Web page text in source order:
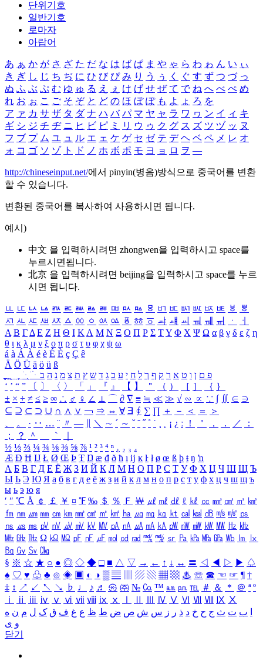
단위기호
일반기호
로마자
아랍어
あ ぁ か が さ ざ た だ な は ば ぱ ま や ゃ ら わ ゎ ん い ぃ
き ぎ し じ ち ぢ に ひ び ぴ み り う ぅ く ぐ す ず つ づ っ
ぬ ふ ぶ ぷ む ゆ ゅ る え ぇ け げ せ ぜ て で ね へ べ ぺ め
れ お ぉ こ ご そ ぞ と ど の ほ ぼ ぽ も よ ょ ろ を
ア ァ カ サ ザ タ ダ ナ ハ バ パ マ ヤ ャ ラ ワ ヮ ン イ ィ キ
ギ シ ジ チ ヂ ニ ヒ ビ ピ ミ リ ウ ゥ ク グ ス ズ ツ ヅ ッ ヌ
フ ブ プ ム ユ ュ ル エ ェ ケ ゲ セ ゼ テ デ ヘ ベ ペ メ レ オ
ォ コ ゴ ソ ゾ ト ド ノ ホ ボ ポ モ ヨ ョ ロ ヲ ―
http://chineseinput.net/에서 pinyin(병음)방식으로 중국어를 변환
할 수 있습니다.
변환된 중국어를 복사하여 사용하시면 됩니다.
예시)
中文 을 입력하시려면 zhongwen을 입력하시고 space를
누르시면됩니다.
北京 을 입력하시려면 beijing을 입력하시고 space를 누르
시면 됩니다.
ㅥ ㅦ ㅧ ㅨ ㅩ ㅪ ㅫ ㅬ ㅭ ㅮ ㅯ ㅰ ㅱ ㅲ ㅳ ㅴ ㅵ ㅶ ㅷ ㅸ
ㅹ
ㅺ ㅻ ㅼ ㅽ ㅾ ㅿ ㆀ ㆁ ㆂ ㆃ ㆄ ㆅ ㆆ ㆇ ㆈ ㆉ ㆊ ㆋ ㆌ ㆍ
ㆎ
Α Β ΓΔ Ε Ζ Η Θ Ι ΚΛ Μ Ν Ξ Ο Π Ρ Σ ΤΥ Φ Χ Ψ Ω α β γ δ ε ζ η
θ ι κ λ μ ν ξ ο π ρ σ τ υ φ χ ψ ω
á à Á À é è É È ç Ç ê
Ä Ö Ü ä ö ü ß
ִֶֹ ֻּ ׁׂ פ ם ן ו ט א ר ק ף ך ל ח י ע כ ג ד ש ץ ת צ מ נ ה ב
‘ ’ “ ” 〔 〕 〈 〉 「 」 『 』 【 】 ＂ （ ） ［ ］ ｛ ｝
± × ÷ ≠ ≤ ≥ ∞ ∴ ♂ ♀ ∠ ⊥ ⌒ ∂ ∇ ≡ ≒ ≪ ≫ √ ∽ ∝ ∵ ∫ ∬ ∈ ∋
⊆ ⊇ ⊂ ⊃ ∪ ∩ ∧ ∨ ￢ ⇒ ⇔ ∀ ∃ ∮ ∑ ∏ ＋ － ＜ ＝
＞
、
。 · ‥ … ¨ 〃 ― ＼ ∼ ´ ～ ˇ ˘ ˝ ˚ ˙ ¸ ¡ ¿ ː ！ ＇ ， ． ／
：
；
？ ＾ ｀
½ ⅓ ⅔ ¼ ¾ ⅛ ⅜ ⅝ ⅞ ¹ ² ³ ⁴ ⁿ ₁ ₂ ₃ ₄
Æ Ð Ħ Ĳ Ł Ø Œ Þ Ŧ Ŋ æ đ ð ħ ı ĳ ĸ ŀ ł ø œ ß þ ŧ ŋ ŉ
А Б В Г Д Е Ё Ж З И Й К Л М Н О П Р С Т У Ф Х Ц Ч Ш Щ Ъ
Ы Ь Э Ю Я а б в г д е ё ж з и й к л м н о п р с т у ф х ц ч ш щ ъ
ы ь э ю я
′ ″ ℃ Å ￠ ￡ ￥ ¤ ℉ ‰ ＄ ％ Ｆ ￦ ㎕ ㎖ ㎗ ℓ ㎘ ㏄ ㎣ ㎤ ㎥ ㎦
㎙ ㎚ ㎛ ㎜ ㎝ ㎞ ㎟ ㎠ ㎡ ㎢ ㏊ ㎍ ㎎ ㎏ ㏏ ㎈ ㎉ ㏈ ㎧ ㎨ ㎰
㎱ ㎲ ㎳ ㎴ ㎵ ㎶ ㎷ ㎸ ㎹ ㎀ ㎁ ㎂ ㎃ ㎄ ㎺ ㎻ ㎽ ㎾ ㎿ ㎐ ㎑
㎒ ㎓ ㎔ Ω ㏀ ㏁ ㎊ ㎋ ㎌ ㏖ ㏅ ㎭ ㎮ ㎯ ㏛ ㎩ ㎪ ㎫ ㎬ ㏝ ㏐
㏓
㏃ ㏉ ㏜ ㏆
§ ※ ☆ ★ ○ ● ◎ ◇ ◆ □ ■ △ ▽ → ← ↑ ↓ ↔ 〓 ◁ ◀ ▷ ▶ ♤
♠ ♡ ♥ ♧ ♣ ⊙ ◈ ▣ ◐ ◑ ▒ ▤ ▨ ▧ ▦ ▩ ♨ ☏ ☎ ☜ ☞ ¶ †
‡ ↕ ↗ ↙ ↖ ↘ ♭ ♩ ♪ ♬ ㉿ ㈜ № ㏇ ™ ㏂ ㏘ ℡ ＃ ＆ ＊ ＠ ª º
ⅰ
ⅱ ⅲ ⅳ ⅴ ⅵ ⅶ ⅷ ⅸ ⅹ Ⅳ Ⅴ Ⅵ Ⅶ Ⅷ Ⅸ Ⅹ
ب ت ث ج ح خ د ذ ر ز س ش ص ض ط ظ ع غ ف ق ک ل م ن ه
و ی
닫기